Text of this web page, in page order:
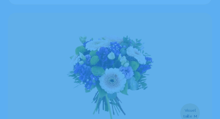
Visuel
taille M